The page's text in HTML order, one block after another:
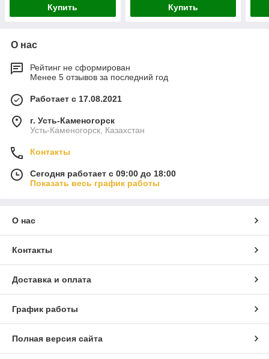
Купить Купить
О нас
Рейтинг не сформирован
Менее 5 отзывов за последний год
Работает с 17.08.2021
г. Усть-Каменогорск
Усть-Каменогорск, Казахстан
Контакты
Сегодня работает с 09:00 до 18:00
Показать весь график работы
О нас
Контакты
Доставка и оплата
График работы
Полная версия сайта